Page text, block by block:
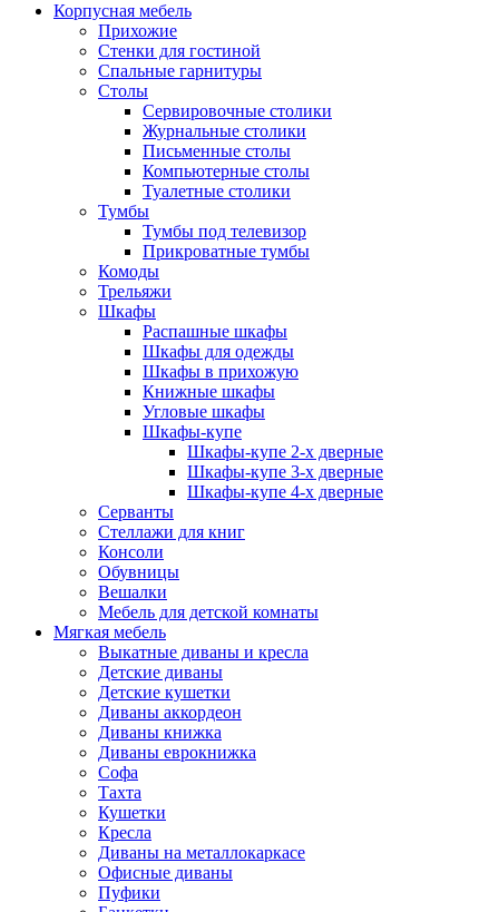
Корпусная мебель
Прихожие
Стенки для гостиной
Спальные гарнитуры
Столы
Сервировочные столики
Журнальные столики
Письменные столы
Компьютерные столы
Туалетные столики
Тумбы
Тумбы под телевизор
Прикроватные тумбы
Комоды
Трельяжи
Шкафы
Распашные шкафы
Шкафы для одежды
Шкафы в прихожую
Книжные шкафы
Угловые шкафы
Шкафы-купе
Шкафы-купе 2-x дверные
Шкафы-купе 3-х дверные
Шкафы-купе 4-х дверные
Серванты
Стеллажи для книг
Консоли
Обувницы
Вешалки
Мебель для детской комнаты
Мягкая мебель
Выкатные диваны и кресла
Детские диваны
Детские кушетки
Диваны аккордеон
Диваны книжка
Диваны еврокнижка
Софа
Тахта
Кушетки
Кресла
Диваны на металлокаркасе
Офисные диваны
Пуфики